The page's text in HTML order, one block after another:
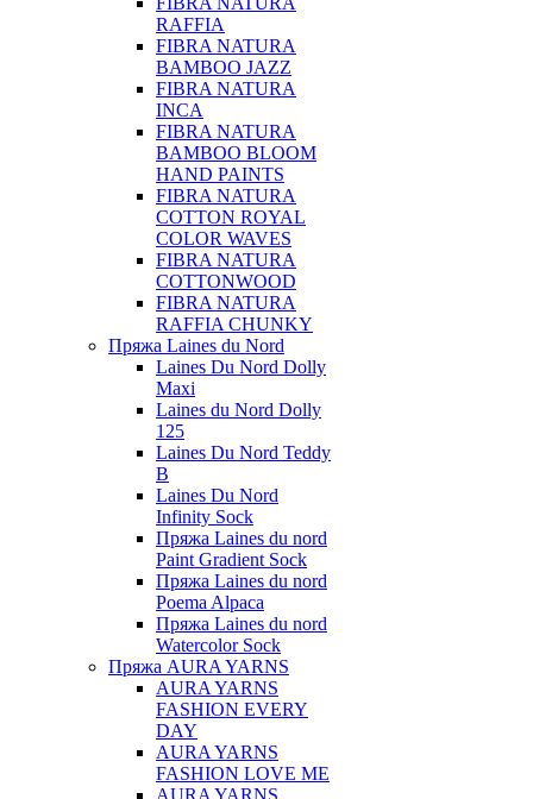
RAFFIA
FIBRA NATURA
BAMBOO JAZZ
FIBRA NATURA
INCA
FIBRA NATURA
BAMBOO BLOOM
HAND PAINTS
FIBRA NATURA
COTTON ROYAL
COLOR WAVES
FIBRA NATURA
COTTONWOOD
FIBRA NATURA
RAFFIA CHUNKY
Пряжа Laines du Nord
Laines Du Nord Dolly
Maxi
Laines du Nord Dolly
125
Laines Du Nord Teddy
B
Laines Du Nord
Infinity Sock
Пряжа Laines du nord
Paint Gradient Sock
Пряжа Laines du nord
Poema Alpaca
Пряжа Laines du nord
Watercolor Sock
Пряжа AURA YARNS
AURA YARNS
FASHION EVERY
DAY
AURA YARNS
FASHION LOVE ME
AURA YARNS